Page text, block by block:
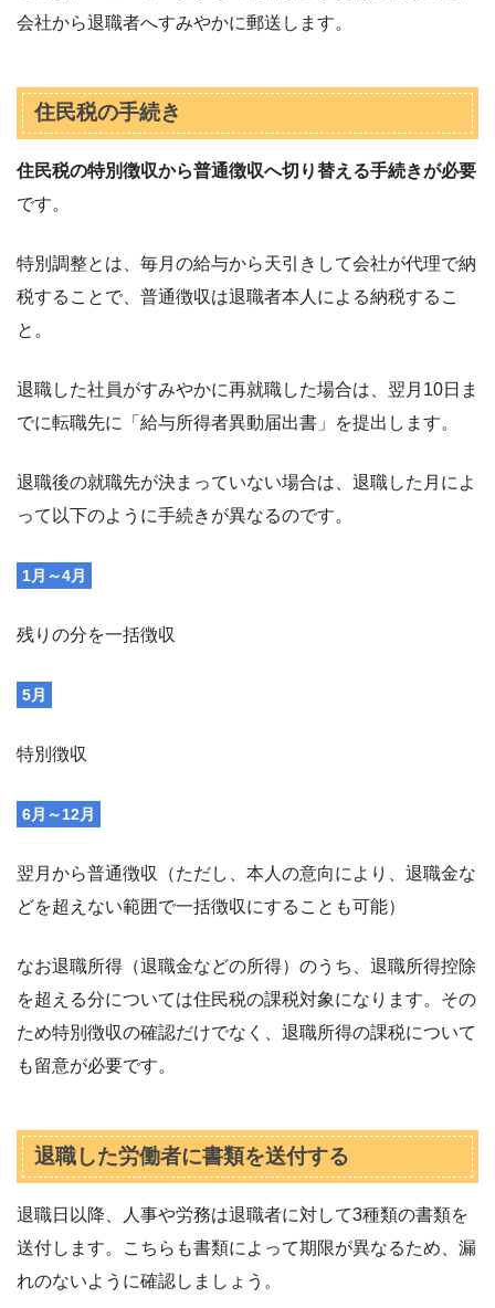
会社から退職者へすみやかに郵送します。
住民税の手続き
住民税の特別徴収から普通徴収へ切り替える手続きが必要
です。
特別調整とは、毎月の給与から天引きして会社が代理で納
税することで、普通徴収は退職者本人による納税するこ
と。
退職した社員がすみやかに再就職した場合は、翌月10日ま
でに転職先に「給与所得者異動届出書」を提出します。
退職後の就職先が決まっていない場合は、退職した月によ
って以下のように手続きが異なるのです。
1月～4月
残りの分を一括徴収
5月
特別徴収
6月～12月
翌月から普通徴収（ただし、本人の意向により、退職金な
どを超えない範囲で一括徴収にすることも可能）
なお退職所得（退職金などの所得）のうち、退職所得控除
を超える分については住民税の課税対象になります。その
ため特別徴収の確認だけでなく、退職所得の課税について
も留意が必要です。
退職した労働者に書類を送付する
退職日以降、人事や労務は退職者に対して3種類の書類を
送付します。こちらも書類によって期限が異なるため、漏
れのないように確認しましょう。